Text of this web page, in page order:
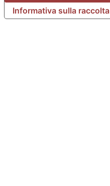
Informativa sulla raccolta